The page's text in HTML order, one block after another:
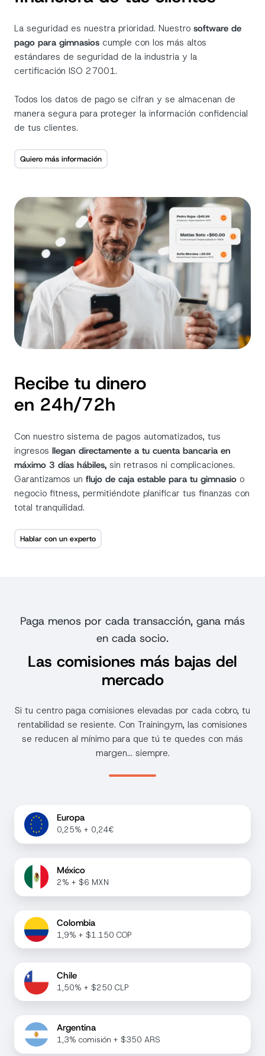
La seguridad es nuestra prioridad. Nuestro software de
pago para gimnasios cumple con los más altos
estándares de seguridad de la industria y la
certificación ISO 27001.
Todos los datos de pago se cifran y se almacenan de
manera segura para proteger la información confidencial
de tus clientes.
Quiero más información
Recibe tu dinero
en 24h/72h
Con nuestro sistema de pagos automatizados, tus
ingresos llegan directamente a tu cuenta bancaria en
máximo 3 días hábiles, sin retrasos ni complicaciones.
Garantizamos un flujo de caja estable para tu gimnasio o
negocio fitness, permitiéndote planificar tus finanzas con
total tranquilidad.
Hablar con un experto
Paga menos por cada transacción, gana más
en cada socio.
Las comisiones más bajas del
mercado
Si tu centro paga comisiones elevadas por cada cobro, tu
rentabilidad se resiente. Con Trainingym, las comisiones
se reducen al mínimo para que tú te quedes con más
margen… siempre.
Europa
0,25% + 0,24€
México
2% + $6 MXN
Colombia
1,9% + $1.150 COP
Chile
1,50% + $250 CLP
Argentina
1,3% comisión + $350 ARS